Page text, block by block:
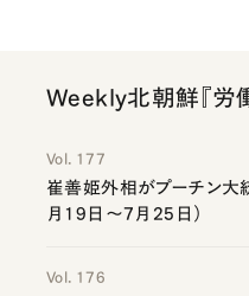
Weekly北朝鮮『労
Vol. 177
崔善姫外相がプーチン大
月19日～7月25日）
Vol. 176